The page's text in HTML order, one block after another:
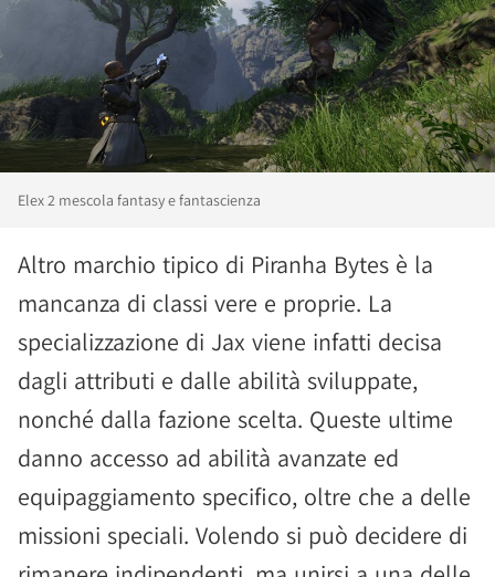
Elex 2 mescola fantasy e fantascienza
Altro marchio tipico di Piranha Bytes è la
mancanza di classi vere e proprie. La
specializzazione di Jax viene infatti decisa
dagli attributi e dalle abilità sviluppate,
nonché dalla fazione scelta. Queste ultime
danno accesso ad abilità avanzate ed
equipaggiamento specifico, oltre che a delle
missioni speciali. Volendo si può decidere di